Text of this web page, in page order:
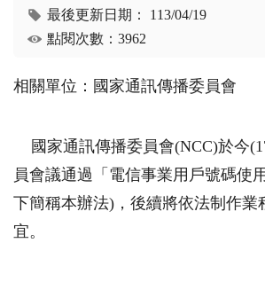
最後更新日期： 113/04/19
點閱次數：3962
相關單位：國家通訊傳播委員會
國家通訊傳播委員會(NCC)於今
員會議通過「電信事業用戶號碼使
下簡稱本辦法)，後續將依法制作業
宜。